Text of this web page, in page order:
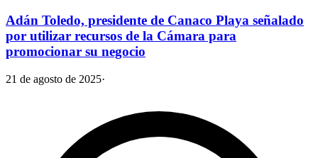
Adán Toledo, presidente de Canaco Playa señalado
por utilizar recursos de la Cámara para
promocionar su negocio
21 de agosto de 2025·